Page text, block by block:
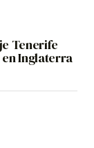
Tenerife
Inglaterra